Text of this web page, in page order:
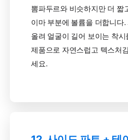
뽐파두르와 비슷하지만 더 짧
이마 부분에 볼륨을 더합니다
올려 얼굴이 길어 보이는 착
제품으로 자연스럽고 텍스처
세요.